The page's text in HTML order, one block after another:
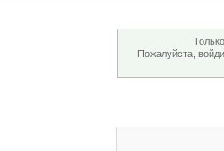
Пожалуйста,